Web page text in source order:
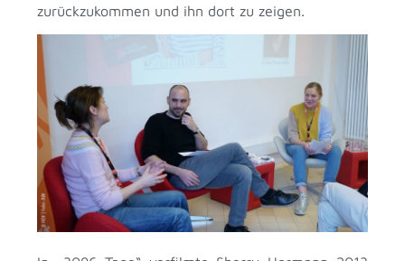
zurückzukommen und ihn dort zu zeigen.